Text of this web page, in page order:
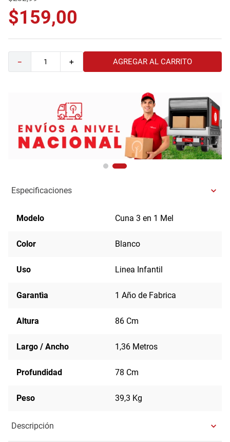
$159,00
＋
－ AGREGAR AL CARRITO
Especificaciones
Modelo Cuna 3 en 1 Mel
Color Blanco
Uso Linea Infantil
Garantìa 1 Año de Fabrica
Altura 86 Cm
Largo / Ancho 1,36 Metros
Profundidad 78 Cm
Peso 39,3 Kg
Descripción
9.
havana master
10